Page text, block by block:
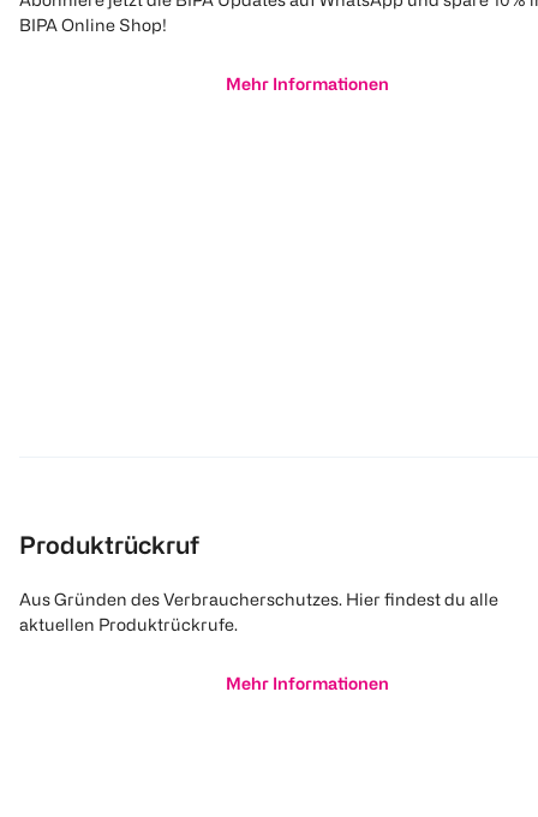
BIPA Online Shop!
Mehr Informationen
Produktrückruf
Aus Gründen des Verbraucherschutzes. Hier findest du alle
aktuellen Produktrückrufe.
Mehr Informationen